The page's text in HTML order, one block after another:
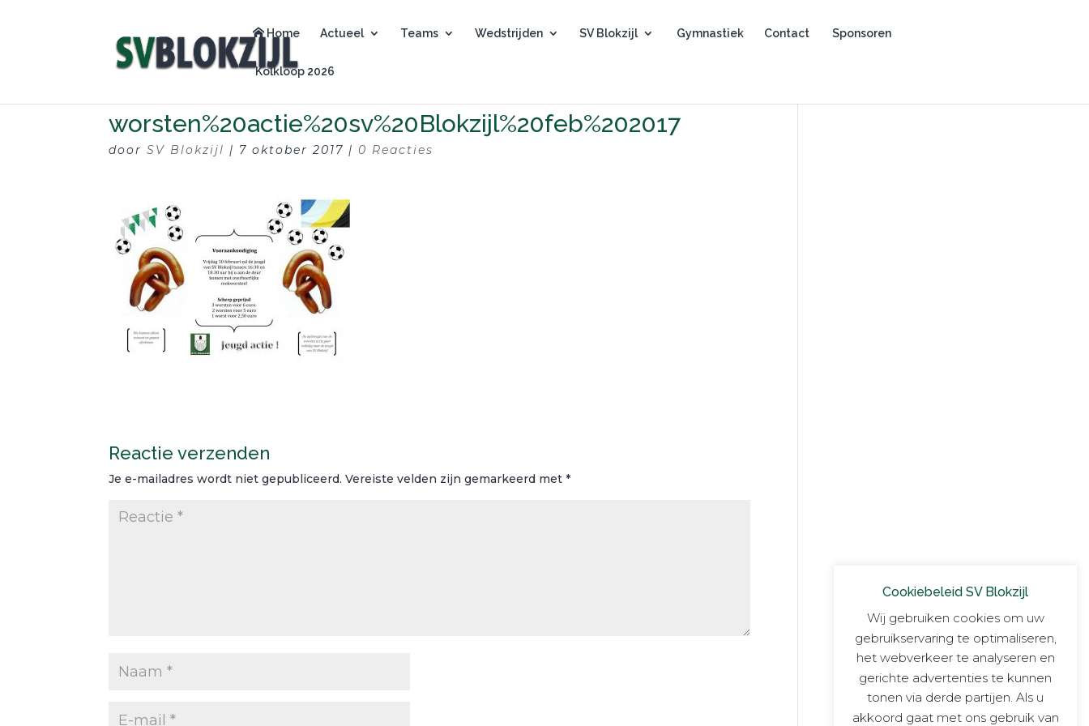
Home Actueel Teams Wedstrijden SV Blokzijl Gymnastiek Contact Sponsoren
Kolkloop 2026
worsten%20actie%20sv%20Blokzijl%20feb%202017
doorSV Blokzijl | 7 oktober 2017 | 0 Reacties
Reactie verzenden
Je e-mailadres wordt niet gepubliceerd. Vereiste velden zijn gemarkeerd met*
Cookiebeleid SV Blokzijl
Wij gebruiken cookies om uw
gebruikservaring te optimaliseren,
het webverkeer te analyseren en
gerichte advertenties te kunnen
tonen via derde partijen. Als u
akkoord gaat met ons gebruik van